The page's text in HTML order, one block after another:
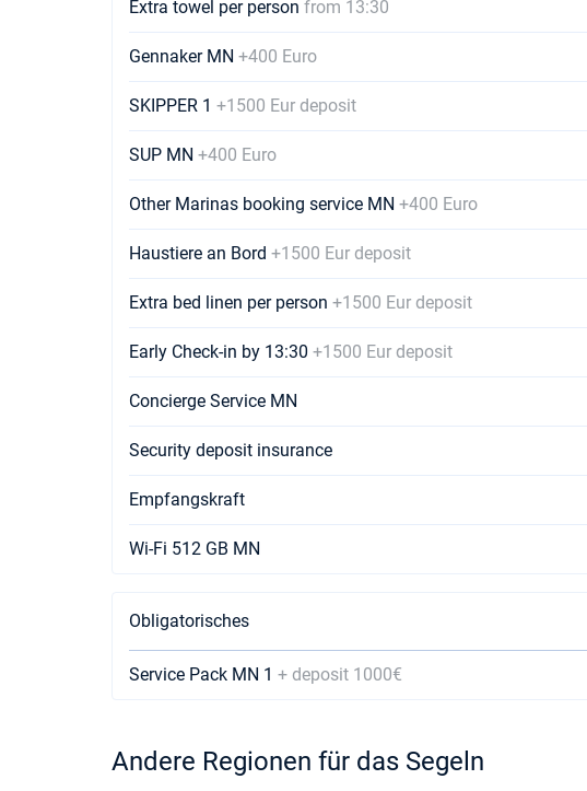
Extra towel per person from 13:30
Gennaker MN +400 Euro
SKIPPER 1 +1500 Eur deposit
SUP MN +400 Euro
Other Marinas booking service MN +400 Euro
Haustiere an Bord +1500 Eur deposit
Extra bed linen per person +1500 Eur deposit
Early Check-in by 13:30 +1500 Eur deposit
Concierge Service MN
Security deposit insurance
Empfangskraft
Wi-Fi 512 GB MN
Obligatorisches
Service Pack MN 1 + deposit 1000€
Andere Regionen für das Segeln